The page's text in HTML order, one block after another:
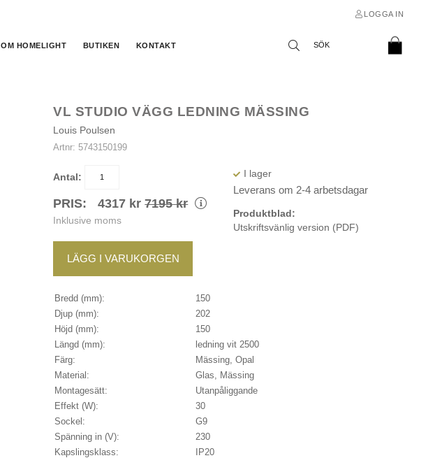
LOGGA IN
OM HOMELIGHT BUTIKEN KONTAKT
VL STUDIO VÄGG LEDNING MÄSSING
Louis Poulsen
Artnr:5743150199
Antal:
PRIS: 7195kr
4317 kr
Inklusive moms
LÄGG I VARUKORGEN
Leverans om 2-4 arbetsdagar
Produktblad:
Utskriftsvänlig version (PDF)
Bredd (mm):
150
Djup (mm):
202
Höjd (mm):
150
Längd (mm):
ledning vit 2500
Färg:
Mässing, Opal
Material:
Glas, Mässing
Montagesätt:
Utanpåliggande
Effekt (W):
30
Sockel:
G9
Spänning in (V):
230
Kapslingsklass:
IP20